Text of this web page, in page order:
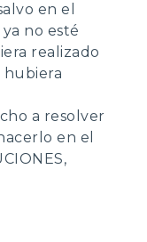
en el
no esté
realizado
hubiera
a resolver
en el